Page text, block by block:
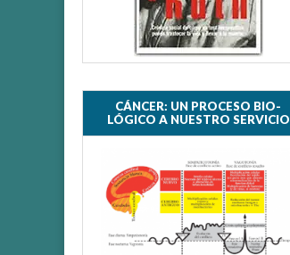
CÁNCER: UN PROCESO BIO-
LÓGICO A NUESTRO SERVICIO